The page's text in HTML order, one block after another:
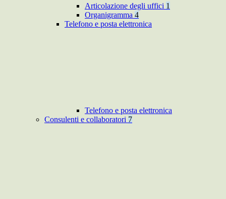
Articolazione degli uffici 1
Organigramma 4
Telefono e posta elettronica
Telefono e posta elettronica
Consulenti e collaboratori 7